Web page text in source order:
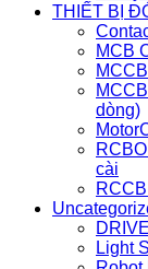
THIẾT BỊ
MCB
dòng)
cài
Light